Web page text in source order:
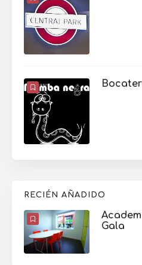
RECIÉN AÑADIDO
Gala